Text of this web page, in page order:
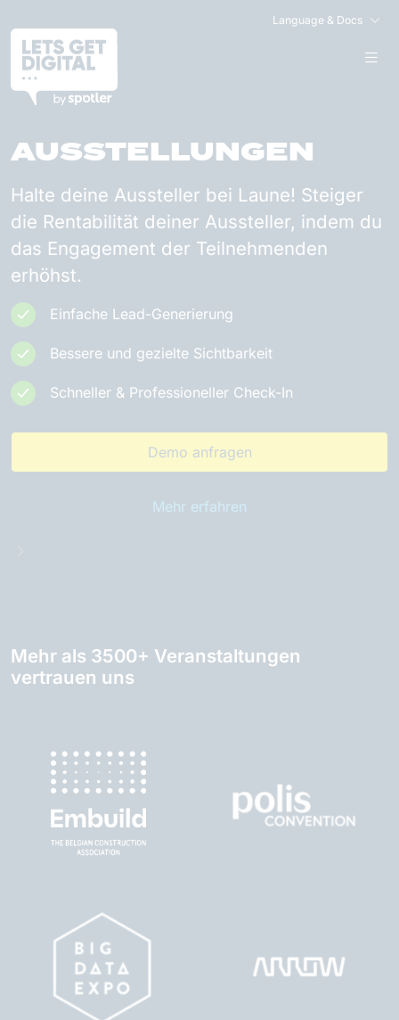
Language & Docs
AUSSTELLUNGEN
Halte deine Aussteller bei Laune! Steiger
die Rentabilität deiner Aussteller, indem du
das Engagement der Teilnehmenden
erhöhst.
Einfache Lead-Generierung
Bessere und gezielte Sichtbarkeit
Schneller & Professioneller Check-In
Demo anfragen
Mehr erfahren
Mehr als 3500+ Veranstaltungen
vertrauen uns